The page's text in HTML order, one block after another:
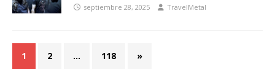
septiembre 28, 2025 TravelMetal
1 2 … 118 »